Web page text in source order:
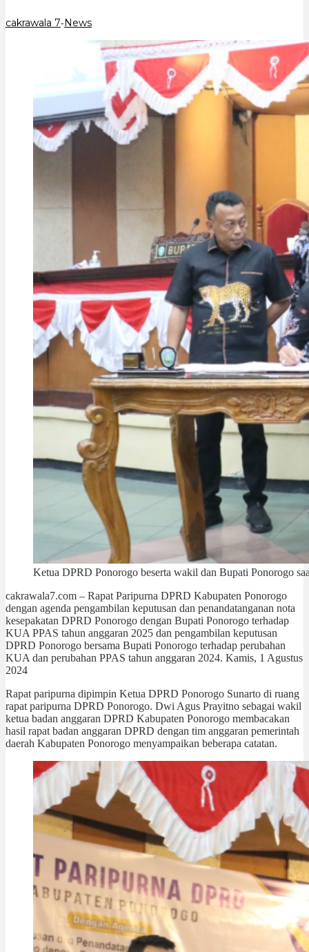
cakrawala 7-News
Ketua DPRD Ponorogo beserta wakil dan Bupati Ponorogo
cakrawala7.com – Rapat Paripurna DPRD Kabupaten Ponorogo
dengan agenda pengambilan keputusan dan penandatanganan nota
kesepakatan DPRD Ponorogo dengan Bupati Ponorogo terhadap
KUA PPAS tahun anggaran 2025 dan pengambilan keputusan
DPRD Ponorogo bersama Bupati Ponorogo terhadap perubahan
KUA dan perubahan PPAS tahun anggaran 2024. Kamis, 1 Agustus
2024
Rapat paripurna dipimpin Ketua DPRD Ponorogo Sunarto di ruang
rapat paripurna DPRD Ponorogo. Dwi Agus Prayitno sebagai wakil
ketua badan anggaran DPRD Kabupaten Ponorogo membacakan
hasil rapat badan anggaran DPRD dengan tim anggaran pemerintah
daerah Kabupaten Ponorogo menyampaikan beberapa catatan.